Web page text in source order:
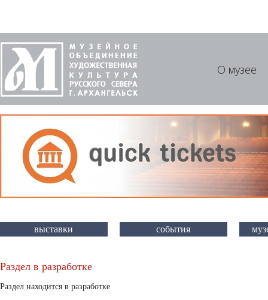
О музее
выставки события
Раздел в разработке
Раздел находится в разработке